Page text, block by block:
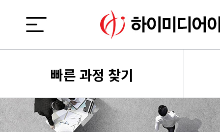
빠른 과정 찾기